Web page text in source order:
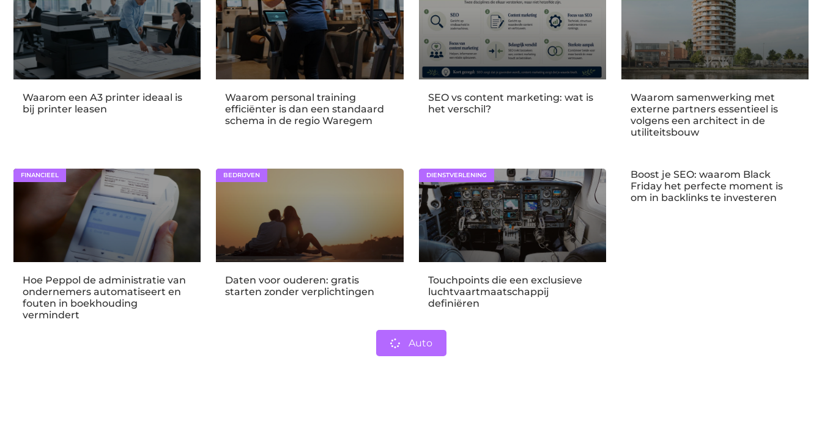
Waarom een A3 printer ideaal is
bij printer leasen
Waarom personal training
efficiënter is dan een standaard
schema in de regio Waregem
SEO vs content marketing: wat is
het verschil?
Waarom samenwerking met
externe partners essentieel is
volgens een architect in de
utiliteitsbouw
FINANCIEEL
Hoe Peppol de administratie van
ondernemers automatiseert en
fouten in boekhouding
vermindert
BEDRIJVEN
Daten voor ouderen: gratis
starten zonder verplichtingen
DIENSTVERLENING
Touchpoints die een exclusieve
luchtvaartmaatschappij
definiëren
Boost je SEO: waarom Black
Friday het perfecte moment is
om in backlinks te investeren
Auto